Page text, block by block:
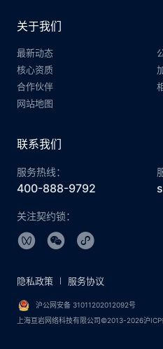
关于我们
最新动态
核心资质
合作伙伴
网站地图
联系我们
服务热线：
400-888-9792
关注契约锁：
沪公网安备 31011202012092号
上海亘岩网络科技有限公司©2013-2026沪
隐私政策 服务协议